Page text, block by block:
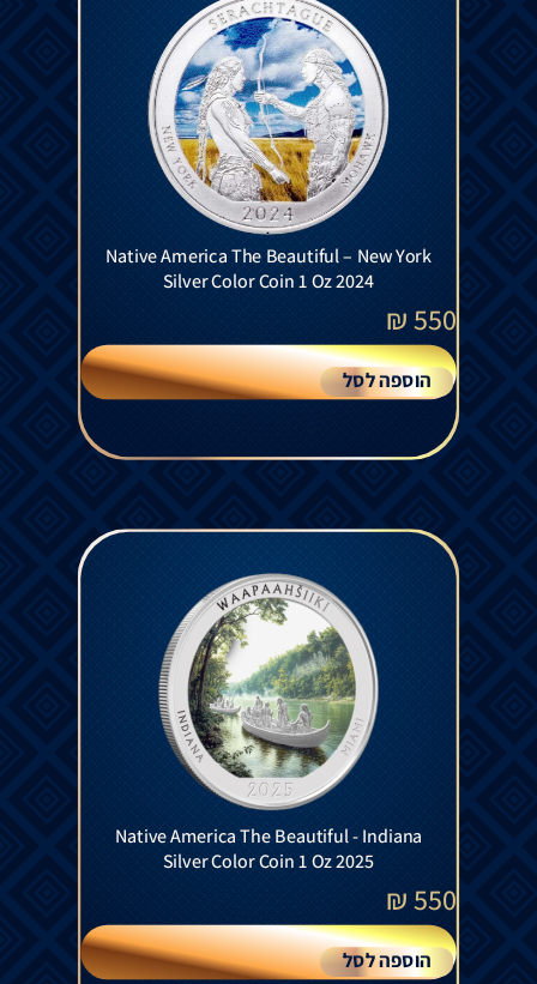
Native America The Beautiful – New York
Silver Color Coin 1 Oz 2024
550
₪
הוספה לסל
Native America The Beautiful - Indiana
Silver Color Coin 1 Oz 2025
550
₪
הוספה לסל